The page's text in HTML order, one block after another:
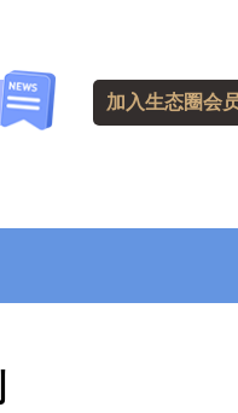
加入生态圈会